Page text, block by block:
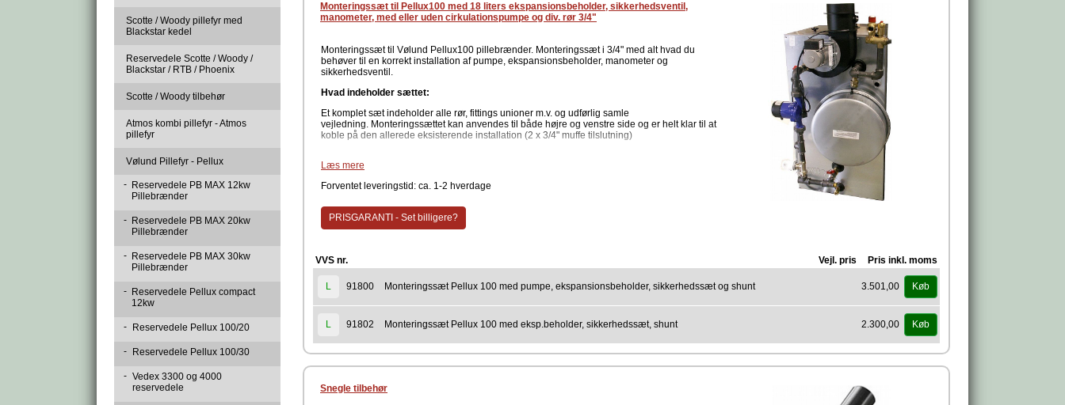
Scotte / Woody pillefyr med
Blackstar kedel
Reservedele Scotte / Woody /
Blackstar / RTB / Phoenix
Scotte / Woody tilbehør
Atmos kombi pillefyr - Atmos
pillefyr
Vølund Pillefyr - Pellux
- Reservedele PB MAX 12kw
Pillebrænder
- Reservedele PB MAX 20kw
Pillebrænder
- Reservedele PB MAX 30kw
Pillebrænder
- Reservedele Pellux compact
12kw
- Reservedele Pellux 100/20
- Reservedele Pellux 100/30
- Vedex 3300 og 4000
reservedele
Monteringssæt til Pellux100 med 18 liters ekspansionsbeholder, sikkerhedsventil,
manometer, med eller uden cirkulationspumpe og div. rør 3/4"
Monteringssæt til Vølund Pellux100 pillebrænder. Monteringssæt i 3/4" med alt hvad du
behøver til en korrekt installation af pumpe, ekspansionsbeholder, manometer og
sikkerhedsventil.
Hvad indeholder sættet:
Et komplet sæt indeholder alle rør, fittings unioner m.v. og udførlig samle
vejledning. Monteringssættet kan anvendes til både højre og venstre side og er helt klar til at
koble på den allerede eksisterende installation (2 x 3/4" muffe tilslutning)
Læs mere
Forventet leveringstid: ca. 1-2 hverdage
PRISGARANTI - Set billigere?
VVS nr. Vejl. pris Pris inkl. moms
L 91800 Monteringssæt Pellux 100 med pumpe, ekspansionsbeholder, sikkerhedssæt og shunt 3.501,00 Køb
L 91802 Monteringssæt Pellux 100 med eksp.beholder, sikkerhedssæt, shunt 2.300,00 Køb
Snegle tilbehør